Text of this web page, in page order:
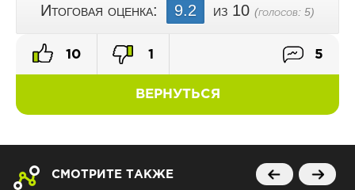
Итоговая оценка: 9.2 из 10 (голосов: 5)
ВЕРНУТЬСЯ
10 1 5
СМОТРИТЕ ТАКЖЕ